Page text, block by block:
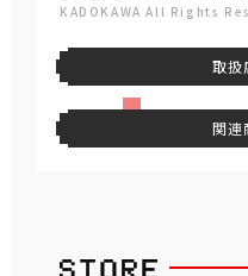
KADOKAWA All Rights
取扱
関連